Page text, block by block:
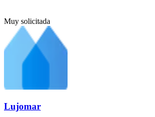
Muy solicitada
Lujomar